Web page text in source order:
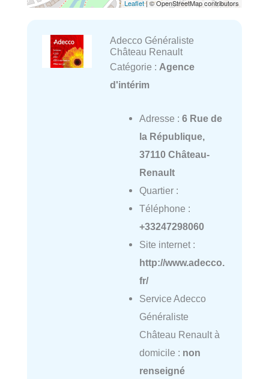
Leaflet| © OpenStreetMap contributors
Adecco Généraliste
Château Renault
Catégorie : Agence
d'intérim
Adresse : 6 Rue de
la République,
37110 Château-
Renault
Quartier :
Téléphone :
+33247298060
Site internet :
http://www.adecco.
fr/
Service Adecco
Généraliste
Château Renault à
domicile : non
renseigné